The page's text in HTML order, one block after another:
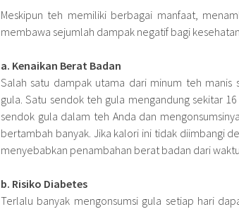
Meskipun teh memiliki berbagai manfaat,
membawa sejumlah dampak negatif bagi
a. Kenaikan Berat Badan
Salah satu dampak utama dari minum teh
gula. Satu sendok teh gula mengandung sekitar
sendok gula dalam teh Anda dan
bertambah banyak. Jika kalori ini tidak diimbangi
menyebabkan penambahan berat badan dari
b. Risiko Diabetes
Terlalu banyak mengonsumsi gula setiap hari